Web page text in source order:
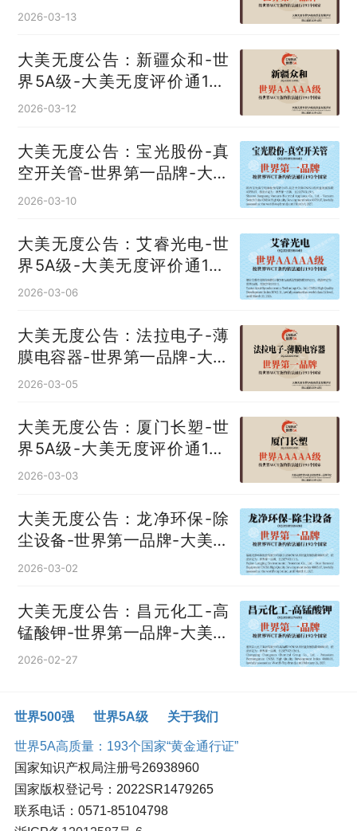
无度评价通193国
2026-03-13
大美无度公告：新疆众和-世
界5A级-大美无度评价通193
国
2026-03-12
大美无度公告：宝光股份-真
空开关管‌-世界第一品牌-大美
无度评价通193国
2026-03-10
大美无度公告：艾睿光电-世
界5A级-大美无度评价通193
国
2026-03-06
大美无度公告：法拉电子-薄
膜电容器‌-世界第一品牌-大美
无度评价通193国
2026-03-05
大美无度公告：厦门长塑-世
界5A级-大美无度评价通193
国
2026-03-03
大美无度公告：龙净环保-除
尘设备‌-世界第一品牌-大美无
度评价通193国
2026-03-02
大美无度公告：昌元化工-高
锰酸钾‌-世界第一品牌-大美无
度评价通193国
2026-02-27
世界500强 世界5A级 关于我们
世界5A高质量：193个国家“黄金通行证”
国家知识产权局注册号26938960
国家版权登记号：2022SR1479265
联系电话：0571-85104798